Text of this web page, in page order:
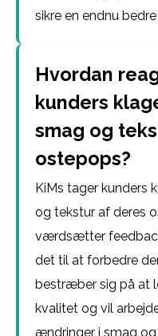
sikre en endnu
Hvordan
kunders
smag og
ostepops?
KiMs tager kunders
og tekstur af deres
værdsætter
det til at forbedre
bestræber sig på at
kvalitet og vil
ændringer i smag